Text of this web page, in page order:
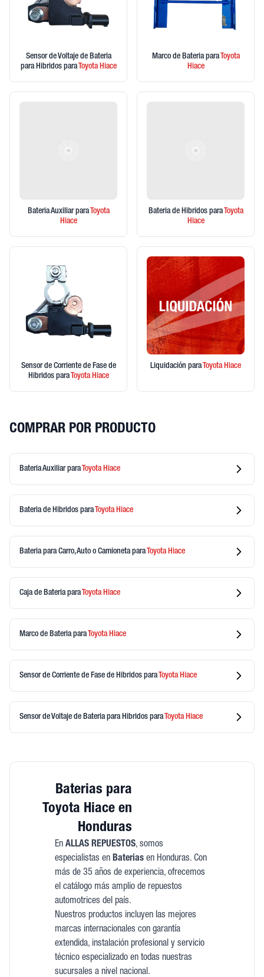
Sensor de Voltaje de Bateria
para Hibridos para ToyotaHiace
Marco de Bateria para Toyota
Hiace
Bateria Auxiliar para Toyota
Hiace
Bateria de Hibridos para Toyota
Hiace
Sensor de Corriente de Fase de
Hibridos para ToyotaHiace
Liquidación para ToyotaHiace
COMPRAR POR PRODUCTO
Bateria AuxiliarparaToyotaHiace
Bateria de Hibridos paraToyotaHiace
Bateria para Carro, Auto o CamionetaparaToyotaHiace
Caja de BateriaparaToyotaHiace
Marco de BateriaparaToyotaHiace
Sensor de Corriente de Fase de Hibridos paraToyotaHiace
Sensor de Voltaje de Bateria para Hibridos paraToyotaHiace
Baterias para
Toyota Hiace en
Honduras
En ALLAS REPUESTOS, somos
especialistas en Bateriasen Honduras. Con
más de 35 años de experiencia, ofrecemos
el catálogo más amplio de repuestos
automotrices del país.
Nuestros productos incluyen las mejores
marcas internacionales con garantía
extendida, instalación profesional y servicio
técnico especializado en todas nuestras
sucursales a nivel nacional.